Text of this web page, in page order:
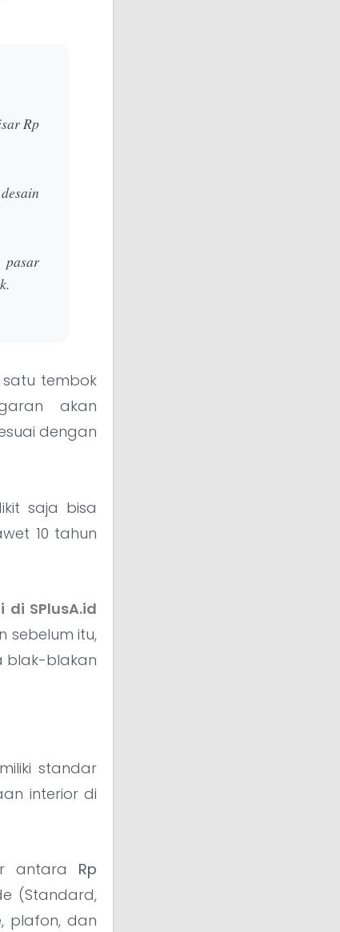
Rp
tembok
akan
dengan
saja bisa
10 tahun
SPlusA.id
sebelum itu,
blak-blakan
standar
interior di
antara Rp
(Standard,
plafon, dan